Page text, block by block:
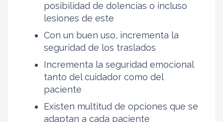
posibilidad de dolencias o incluso
lesiones de este
Con un buen uso, incrementa la
seguridad de los traslados
Incrementa la seguridad emocional
tanto del cuidador como del
paciente
Existen multitud de opciones que se
adaptan a cada paciente